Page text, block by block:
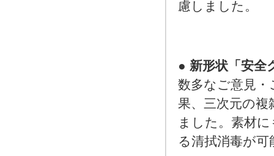
慮しました。
● 新形状「安全
数多なご意見
果、三次元の
ました。素材
る清拭消毒が可